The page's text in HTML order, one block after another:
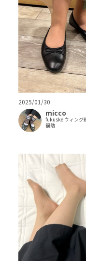
2025/01/30
micco
fukuske ウィング
福助